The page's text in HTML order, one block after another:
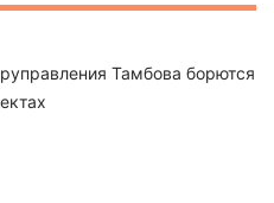
Тамбова борются